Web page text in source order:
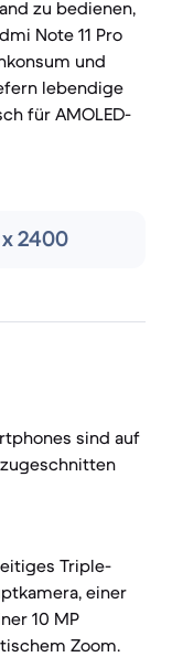
zu bedienen,
Note 11 Pro
und
lebendige
für AMOLED-
2400
sind auf
Triple-
einer
10 MP
Zoom.